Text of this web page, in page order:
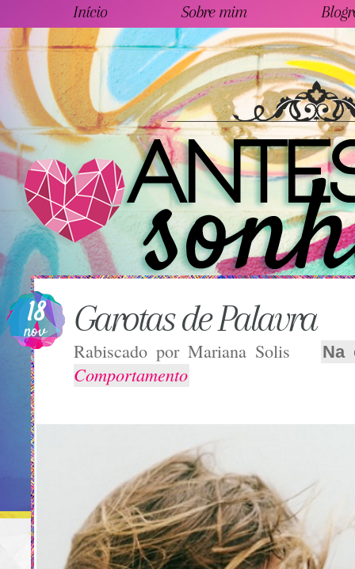
Início Sobre mim
18
nov Garotas de Palavra
Rabiscado por Mariana Solis Na
Comportamento